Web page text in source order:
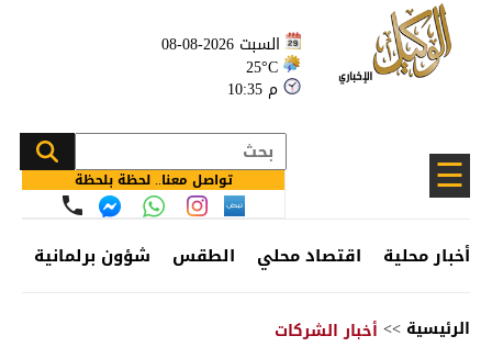
السبت 2026-08-08
25°C
10:35 م
☰ تواصل معنا.. لحظة بلحظة
أخبار محلية اقتصاد محلي الطقس شؤون برلمانية
الرئيسية >> أخبار الشركات